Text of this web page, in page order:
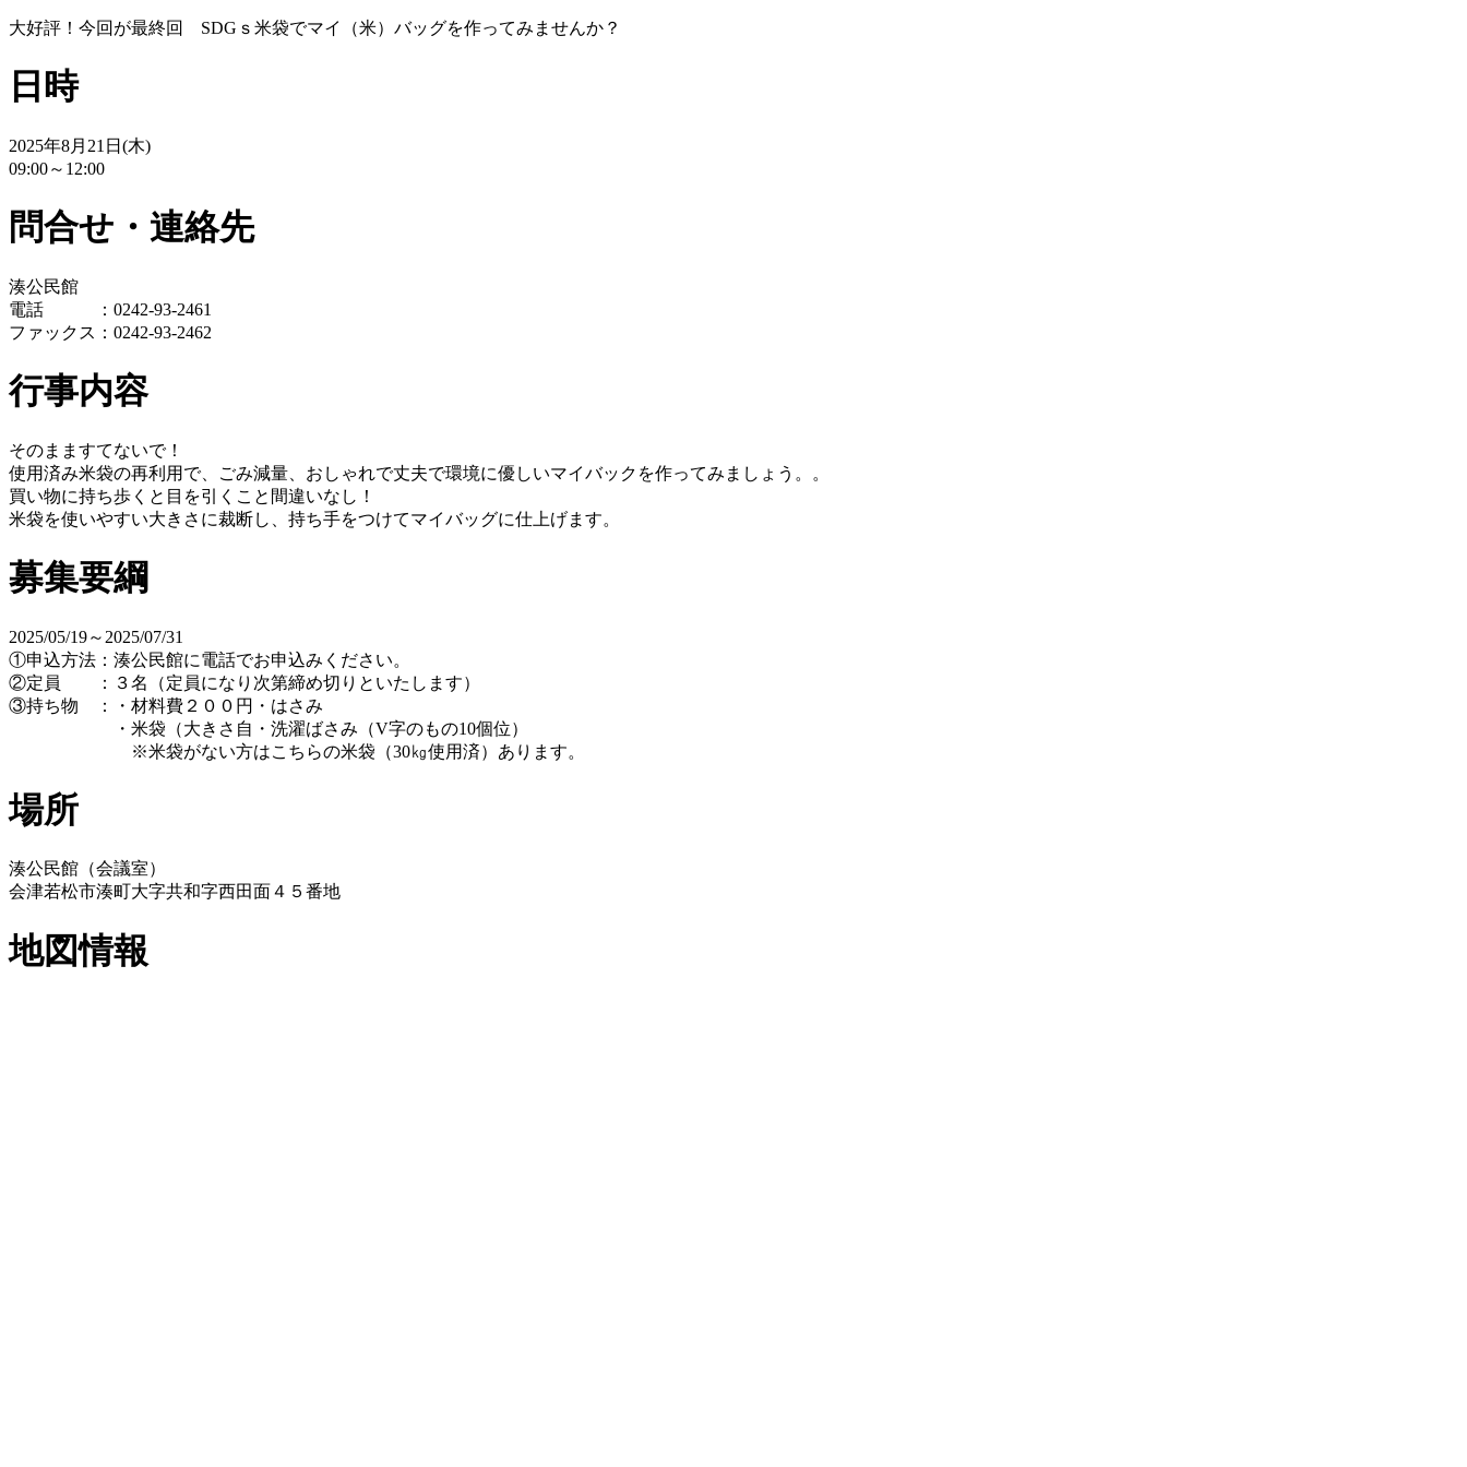
大好評！今回が最終回 SDGｓ米袋でマイ（米）バッグを作ってみませんか？
日時
2025年8月21日(木)
09:00～12:00
問合せ・連絡先
湊公民館
電話 ：0242-93-2461
ファックス：0242-93-2462
行事内容
そのまますてないで！
使用済み米袋の再利用で、ごみ減量、おしゃれで丈夫で環境に優しいマイバックを作ってみましょう。。
買い物に持ち歩くと目を引くこと間違いなし！
米袋を使いやすい大きさに裁断し、持ち手をつけてマイバッグに仕上げます。
募集要綱
2025/05/19～2025/07/31
①申込方法：湊公民館に電話でお申込みください。
②定員 ：３名（定員になり次第締め切りといたします）
③持ち物 ：・材料費２００円・はさみ
・米袋（大きさ自・洗濯ばさみ（V字のもの10個位）
※米袋がない方はこちらの米袋（30㎏使用済）あります。
場所
湊公民館（会議室）
会津若松市湊町大字共和字西田面４５番地
地図情報